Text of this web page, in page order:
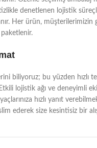
denetlenen lojistik
Her ürün,
biliyoruz; bu yüzden hızlı
lojistik ağı ve deneyimli
hızlı yanıt
ederek size kesintisiz bir